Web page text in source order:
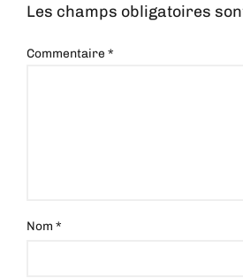
Les champs obligatoires
Commentaire*
Nom*